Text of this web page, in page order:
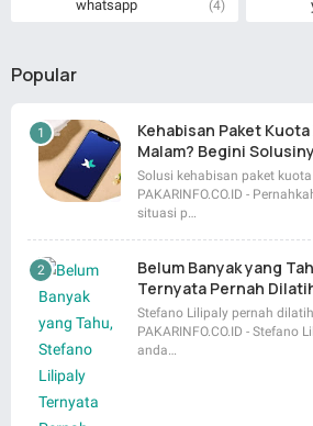
whatsapp (4)
Popular
Kehabisan Paket
Malam? Begini
Solusi kehabisan paket
PAKARINFO.CO.ID -
situasi p…
Belum Banyak yang
Ternyata Pernah
Stefano Lilipaly pernah
PAKARINFO.CO.ID - Stefano
anda…